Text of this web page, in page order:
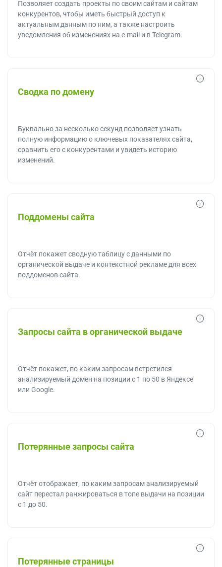
Позволяет создать проекты по своим сайтам и сайтам
конкурентов, чтобы иметь быстрый доступ к
актуальным данным по ним, а также настроить
уведомления об изменениях на e-mail и в Telegram.
Сводка по домену
Буквально за несколько секунд позволяет узнать
полную информацию о ключевых показателях сайта,
сравнить его с конкурентами и увидеть историю
изменений.
Поддомены сайта
Отчёт покажет сводную таблицу с данными по
органической выдаче и контекстной рекламе для всех
поддоменов сайта.
Запросы сайта в органической выдаче
Отчёт покажет, по каким запросам встретился
анализируемый домен на позиции с 1 по 50 в Яндексе
или Google.
Потерянные запросы сайта
Отчёт отображает, по каким запросам анализируемый
сайт перестал ранжироваться в топе выдачи на позиции
с 1 до 50.
Потерянные страницы